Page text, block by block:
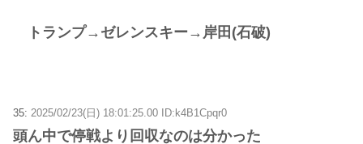
トランプ→ゼレンスキー→岸田(石破)
35: 2025/02/23(日) 18:01:25.00 ID:k4B1Cpqr0
頭ん中で停戦より回収なのは分かった